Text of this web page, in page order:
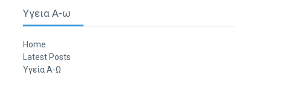
Υγεια Α-ω
Home
Latest Posts
Υγεία Α-Ω